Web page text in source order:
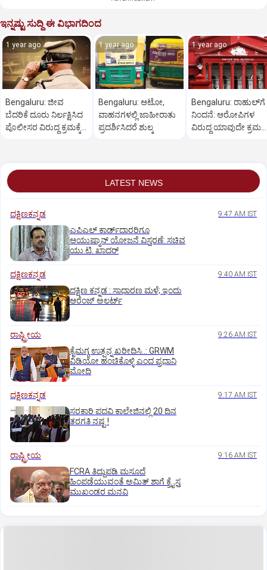
ಇನ್ನಷ್ಟು ಸುದ್ದಿ ಈ ವಿಭಾಗದಿಂದ
1 year ago
Bengaluru: ಜೀವ
ಬೆದರಿಕೆ ದೂರು ನಿರ್ಲಕ್ಷಿಸಿದ
ಪೊಲೀಸರ ವಿರುದ್ಧ ಕ್ರಮಕ್ಕೆ
1 year ago
Bengaluru: ಆಟೋ,
ವಾಹನಗಳಲ್ಲಿ ಜಾಹೀರಾತು
ಪ್ರದರ್ಶಿಸಿದರೆ ಶುಲ್ಕ
1 year ago
Bengaluru: ರಾಹುಲ್‌ಗೆ
ನಿಂದನೆ: ಆರೋಪಿಗಳ
ವಿರುದ್ಧ ಯಾವುದೇ ಕ್ರಮ
LATEST NEWS
ದಕ್ಷಿಣಕನ್ನಡ 9:47 AM IST
ಎಪಿಎಲ್‌ ಕಾರ್ಡ್‌ದಾರರಿಗೂ
ಆಯುಷ್ಮಾನ್‌ ಯೋಜನೆ ವಿಸ್ತರಣೆ: ಸಚಿವ
ಯು.ಟಿ. ಖಾದರ್
ದಕ್ಷಿಣಕನ್ನಡ 9:40 AM IST
ದಕ್ಷಿಣ ಕನ್ನಡ : ಸಾಧಾರಣ ಮಳೆ; ಇಂದು
ಆರೆಂಜ್‌ ಅಲರ್ಟ್
ರಾಷ್ಟ್ರೀಯ 9:26 AM IST
ಕೈಮಗ್ಗ ಉತ್ಪನ್ನ ಖರೀದಿಸಿ..: GRWM
ವಿಡಿಯೋ ಹಂಚಿಕೊಳ್ಳಿ ಎಂದ ಪ್ರಧಾನಿ
ಮೋದಿ
ದಕ್ಷಿಣಕನ್ನಡ 9:17 AM IST
ಸರಕಾರಿ ಪದವಿ ಕಾಲೇಜಿನಲ್ಲಿ 20 ದಿನ
ತರಗತಿ ನಷ್ಟ !
ರಾಷ್ಟ್ರೀಯ 9:16 AM IST
FCRA ತಿದ್ದುಪಡಿ ಮಸೂದೆ
ಹಿಂಪಡೆಯುವಂತೆ ಅಮಿತ್‌ ಶಾಗೆ ಕ್ರೈಸ್ತ
ಮುಖಂಡರ ಮನವಿ